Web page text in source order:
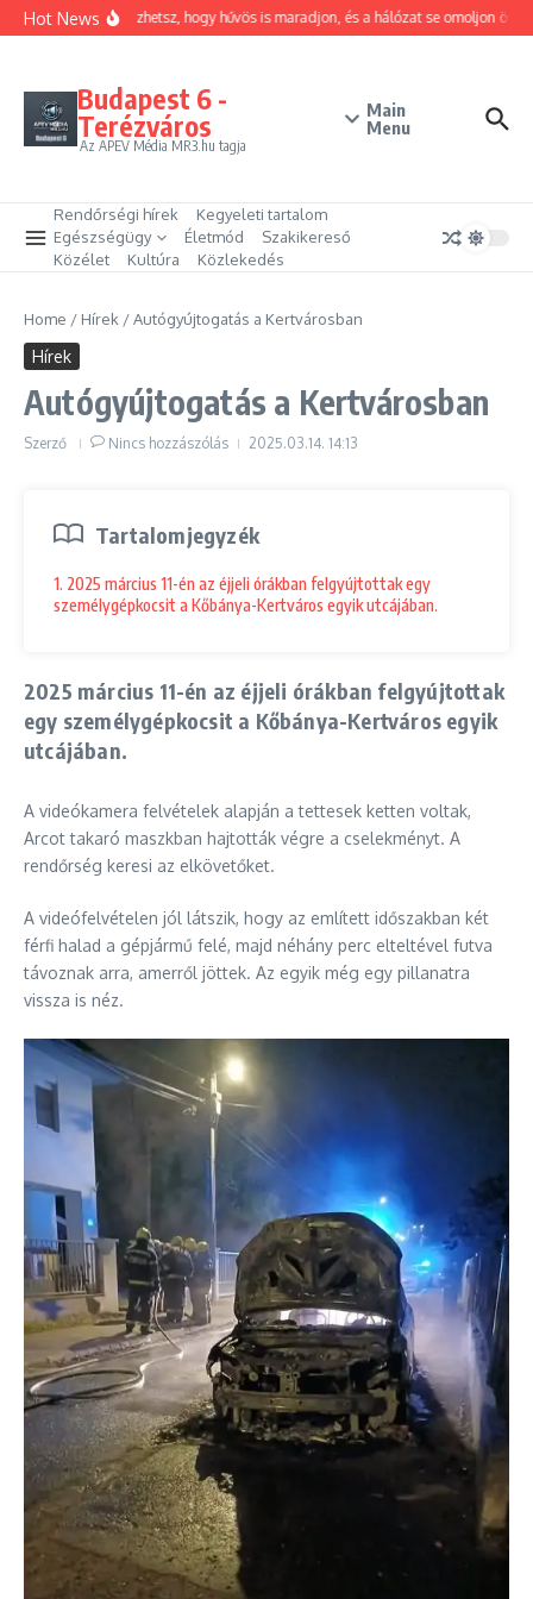
Ugrás a tartalomhoz
Hot News
Hogyan trükközhetsz, hogy hűvös is maradjon, és a hálózat se omoljon
Budapest 6 -
Terézváros
Az APEV Média MR3.hu tagja
Main
Menu
Rendőrségi hírek
Kegyeleti tartalom
Egészségügy
Életmód
Szakikereső
Közélet
Kultúra Közlekedés
Home / Hírek /Autógyújtogatás a Kertvárosban
Hírek
Autógyújtogatás a Kertvárosban
Szerző Nincs hozzászólás 2025.03.14. 14:13
Tartalomjegyzék
1. 2025 március 11-én az éjjeli órákban felgyújtottak egy
személygépkocsit a Kőbánya-Kertváros egyik utcájában.
2025 március 11-én az éjjeli órákban felgyújtottak
egy személygépkocsit a Kőbánya-Kertváros egyik
utcájában.
A videókamera felvételek alapján a tettesek ketten voltak,
Arcot takaró maszkban hajtották végre a cselekményt. A
rendőrség keresi az elkövetőket.
A videófelvételen jól látszik, hogy az említett időszakban két
férfi halad a gépjármű felé, majd néhány perc elteltével futva
távoznak arra, amerről jöttek. Az egyik még egy pillanatra
vissza is néz.